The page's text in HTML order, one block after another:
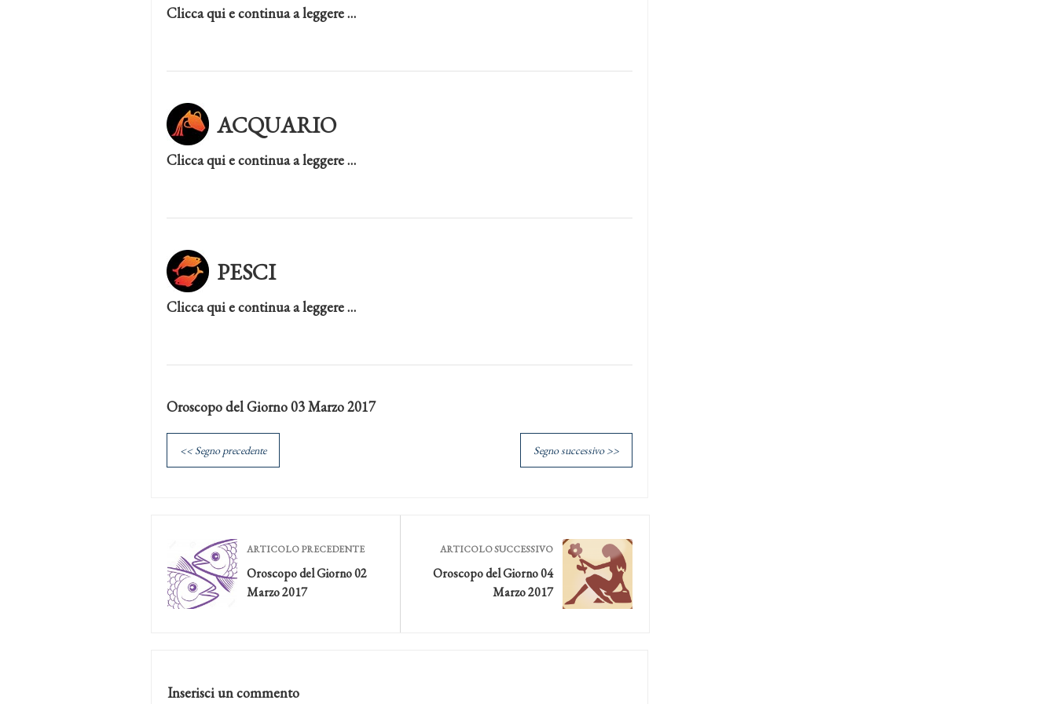
Clicca qui e continua a leggere …
ACQUARIO
Clicca qui e continua a leggere …
PESCI
Clicca qui e continua a leggere …
Oroscopo del Giorno 03 Marzo 2017
<< Segno precedente Segno successivo >>
ARTICOLO PRECEDENTE
Oroscopo del Giorno 02
Marzo 2017
ARTICOLO SUCCESSIVO
Oroscopo del Giorno 04
Marzo 2017
Inserisci un commento